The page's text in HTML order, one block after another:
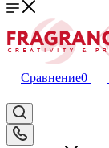
Сравнение0